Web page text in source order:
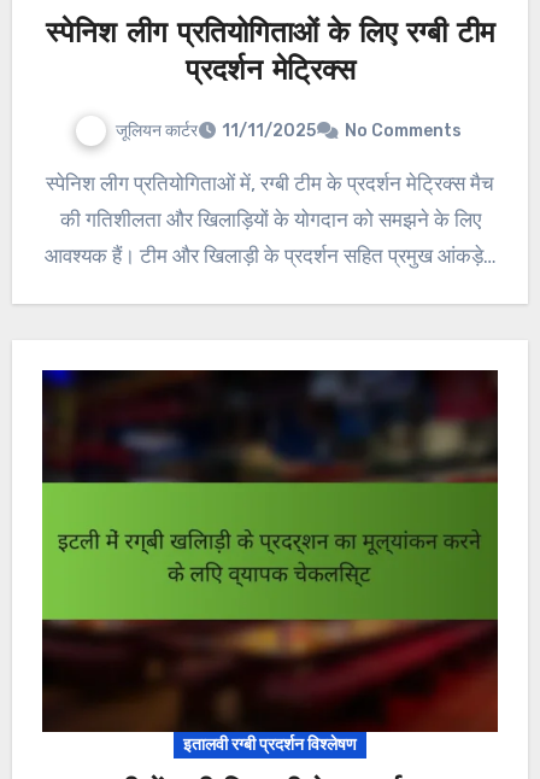
स्पेनिश लीग प्रतियोगिताओं के लिए रग्बी टीम
प्रदर्शन मेट्रिक्स
जूलियन कार्टर 11/11/2025 No Comments
स्पेनिश लीग प्रतियोगिताओं में, रग्बी टीम के प्रदर्शन मेट्रिक्स मैच
की गतिशीलता और खिलाड़ियों के योगदान को समझने के लिए
आवश्यक हैं। टीम और खिलाड़ी के प्रदर्शन सहित प्रमुख आंकड़े…
इतालवी रग्बी प्रदर्शन विश्लेषण